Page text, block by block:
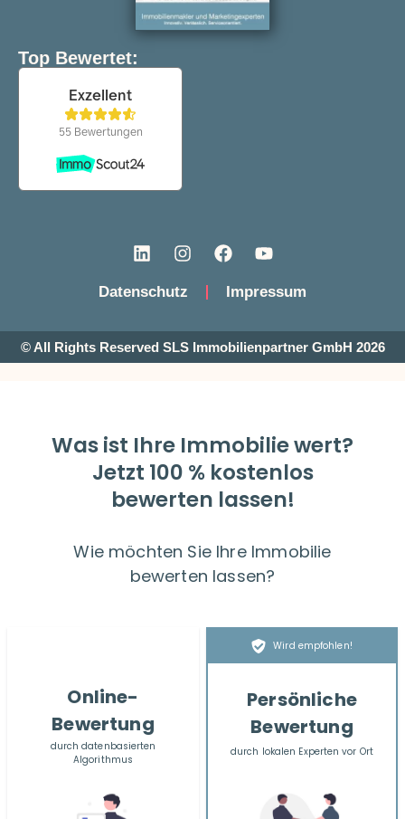
Top Bewertet:
Datenschutz Impressum
© All Rights Reserved SLS Immobilienpartner GmbH 2026